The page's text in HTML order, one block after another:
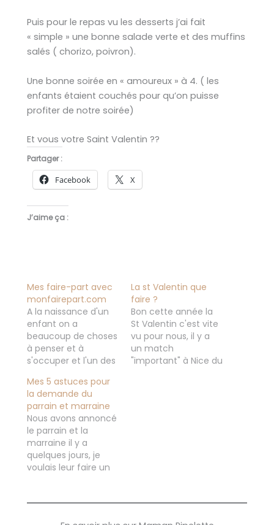
Puis pour le repas vu les desserts j’ai fait
« simple » une bonne salade verte et des muffins
salés ( chorizo, poivron).
Une bonne soirée en « amoureux » à 4. ( les
enfants étaient couchés pour qu’on puisse
profiter de notre soirée)
Et vous votre Saint Valentin ??
Partager :
Facebook X
J’aime ça :
Mes faire-part avec
monfairepart.com
A la naissance d'un
enfant on a
beaucoup de choses
à penser et à
s'occuper et l'un des
c'est de trouver le
faire part pour
annoncer
officiellement la
venue de son bébé
dans sa famille. J'ai
longtemps hésité au
départ pour la
La st Valentin que
faire ?
Bon cette année la
St Valentin c'est vite
vu pour nous, il y a
un match
"important" à Nice du
Mes 5 astuces pour
la demande du
parrain et marraine
Nous avons annoncé
le parrain et la
marraine il y a
quelques jours, je
voulais leur faire un
souvenir. Avant de